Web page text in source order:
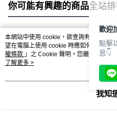
你可能有興趣的商品全站
熱門標籤
本網站中使用 cookie，欲查詢有關本網站
望在電腦上使用 cookie 時應如何變更電
權條款 」之 Cookie 聲明。您繼續使用本
用條款之 Cookie 聲明使用 cookie。
了解更多 >
我知
歡迎
點擊
息👇